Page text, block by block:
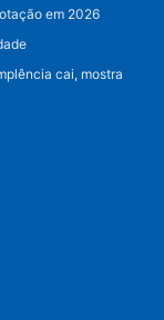
em 2026
cai, mostra